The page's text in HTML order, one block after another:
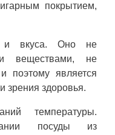
покрытием,
и вкуса. Оно не
веществами, не
поэтому является
зрения здоровья.
температуры.
посуды из